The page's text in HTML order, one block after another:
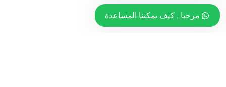
مرحبا , كيف يمكننا المساعدة